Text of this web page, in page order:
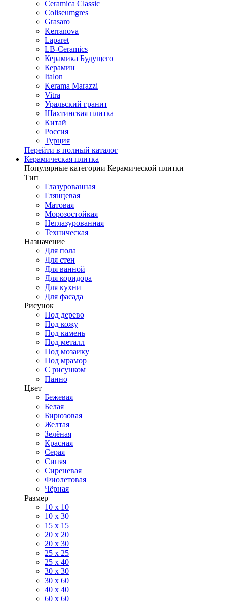
Ceramica Classic
Coliseumgres
Grasaro
Kerranova
Laparet
LB-Ceramics
Керамика Будущего
Керамин
Italon
Kerama Marazzi
Vitra
Уральский гранит
Шахтинская плитка
Китай
Россия
Турция
Перейти в полный каталог
Керамическая плитка
Популярные категории Керамической плитки
Тип
Глазурованная
Глянцевая
Матовая
Морозостойкая
Неглазурованная
Техническая
Назначение
Для пола
Для стен
Для ванной
Для коридора
Для кухни
Для фасада
Рисунок
Под дерево
Под кожу
Под камень
Под металл
Под мозаику
Под мрамор
С рисунком
Панно
Цвет
Бежевая
Белая
Бирюзовая
Желтая
Зелёная
Красная
Серая
Синяя
Сиреневая
Фиолетовая
Чёрная
Размер
10 х 10
10 x 30
15 x 15
20 х 20
20 x 30
25 x 25
25 x 40
30 x 30
30 х 60
40 х 40
60 х 60